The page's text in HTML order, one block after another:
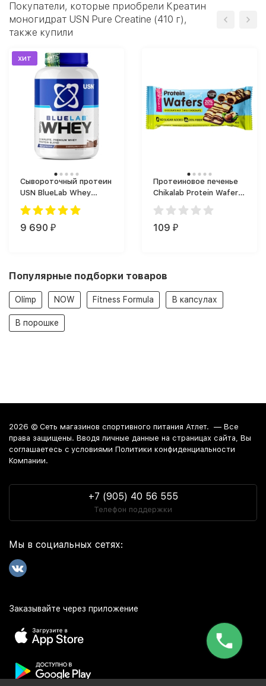
Покупатели, которые приобрели Креатин
моногидрат USN Pure Creatine (410 г),
также купили
хит
Сывороточный протеин
USN BlueLab Whey
(2000 г)
9 690 ₽
Протеиновое печенье
Chikalab Protein Wafers
(40 г)
109 ₽
Популярные подборки товаров
Olimp NOW Fitness Formula В капсулах
В порошке
2026 © Сеть магазинов спортивного питания Атлет. — Все
права защищены. Вводя личные данные на страницах сайта, Вы
соглашаетесь c условиями Политики конфиденциальности
Компании.
+7 (905) 40 56 555
Телефон поддержки
Мы в социальных сетях:
Заказывайте через приложение